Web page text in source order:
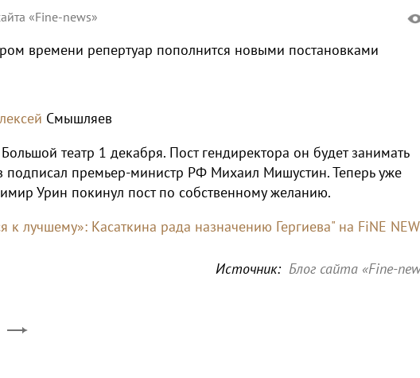
«Fine-news»
времени репертуар пополнится новыми постановками
Смышляев
театр 1 декабря. Пост гендиректора он будет занимать
подписал премьер-министр РФ Михаил Мишустин. Теперь уже
Урин покинул пост по собственному желанию.
к лучшему»: Касаткина рада назначению Гергиева" на FiNE
Источник: Блог сайта «Fine-